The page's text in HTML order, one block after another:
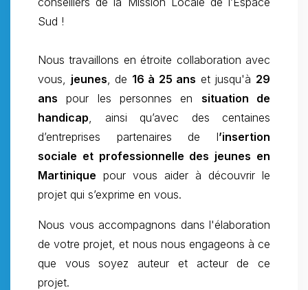
Sud !
Nous travaillons en étroite collaboration avec
vous, jeunes, de 16 à 25 ans et jusqu'à 29
ans pour les personnes en situation de
handicap, ainsi qu’avec des centaines
d’entreprises partenaires de l’insertion
sociale et professionnelle des jeunes en
Martinique pour vous aider à découvrir le
projet qui s’exprime en vous.
Nous vous accompagnons dans l'élaboration
de votre projet, et nous nous engageons à ce
que vous soyez auteur et acteur de ce
projet.